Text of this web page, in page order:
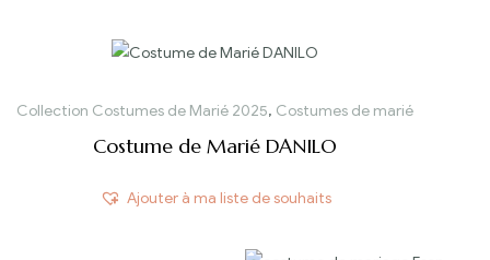
Collection Costumes de Marié 2025, Costumes de marié
Costume de Marié DANILO
Ajouter à ma liste de souhaits